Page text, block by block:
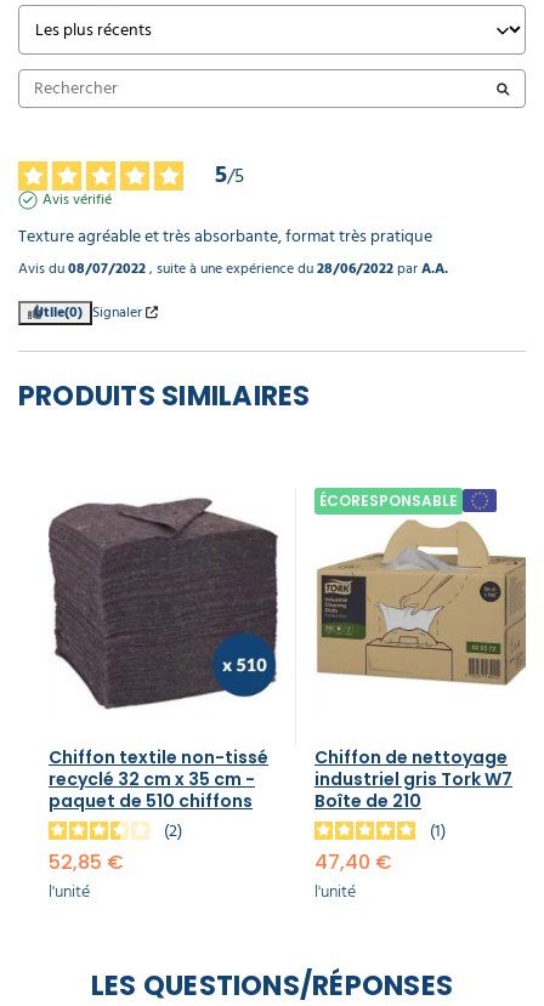
PRODUITS SIMILAIRES
Chiffon textile non-tissé
recyclé 32 cm x 35 cm -
paquet de 510 chiffons
2
52,85 €
l'unité
ÉCORESPONSABLE
Chiffon de nettoyage
industriel gris Tork W7
Boîte de 210
1
47,40 €
l'unité
LES QUESTIONS/RÉPONSES
5/5
Avis vérifié
Texture agréable et très absorbante, format très pratique
Avis du08/07/2022, suite à une expérience du28/06/2022parA.A.
Utile(0) Signaler